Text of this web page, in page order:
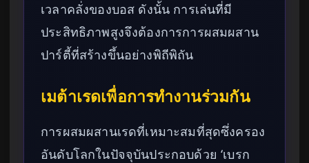
เวลาคลั่งของบอส ดังนั้น การเล่นที่มี
ประสิทธิภาพสูงจึงต้องการการผสมผสาน
ปาร์ตี้ที่สร้างขึ้นอย่างพิถีพิถัน
เมต้าเรดเพื่อการทำงานร่วมกัน
การผสมผสานเรดที่เหมาะสมที่สุดซึ่งครอง
อันดับโลกในปัจจุบันประกอบด้วย ‘เบรก